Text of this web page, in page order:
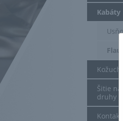
Kabáty
Kožuchy
Šitie na
druhy
Kontakt